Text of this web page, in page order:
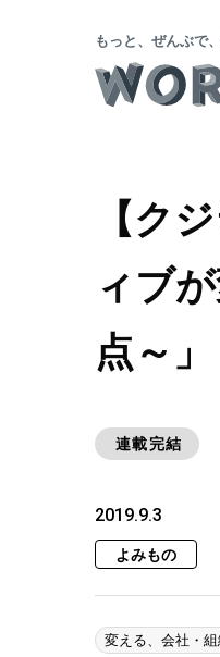
もっと、ぜんぶで
【ク
ィブ
点～」
連載完結
2019.9.3
よみもの
変える、会社・組